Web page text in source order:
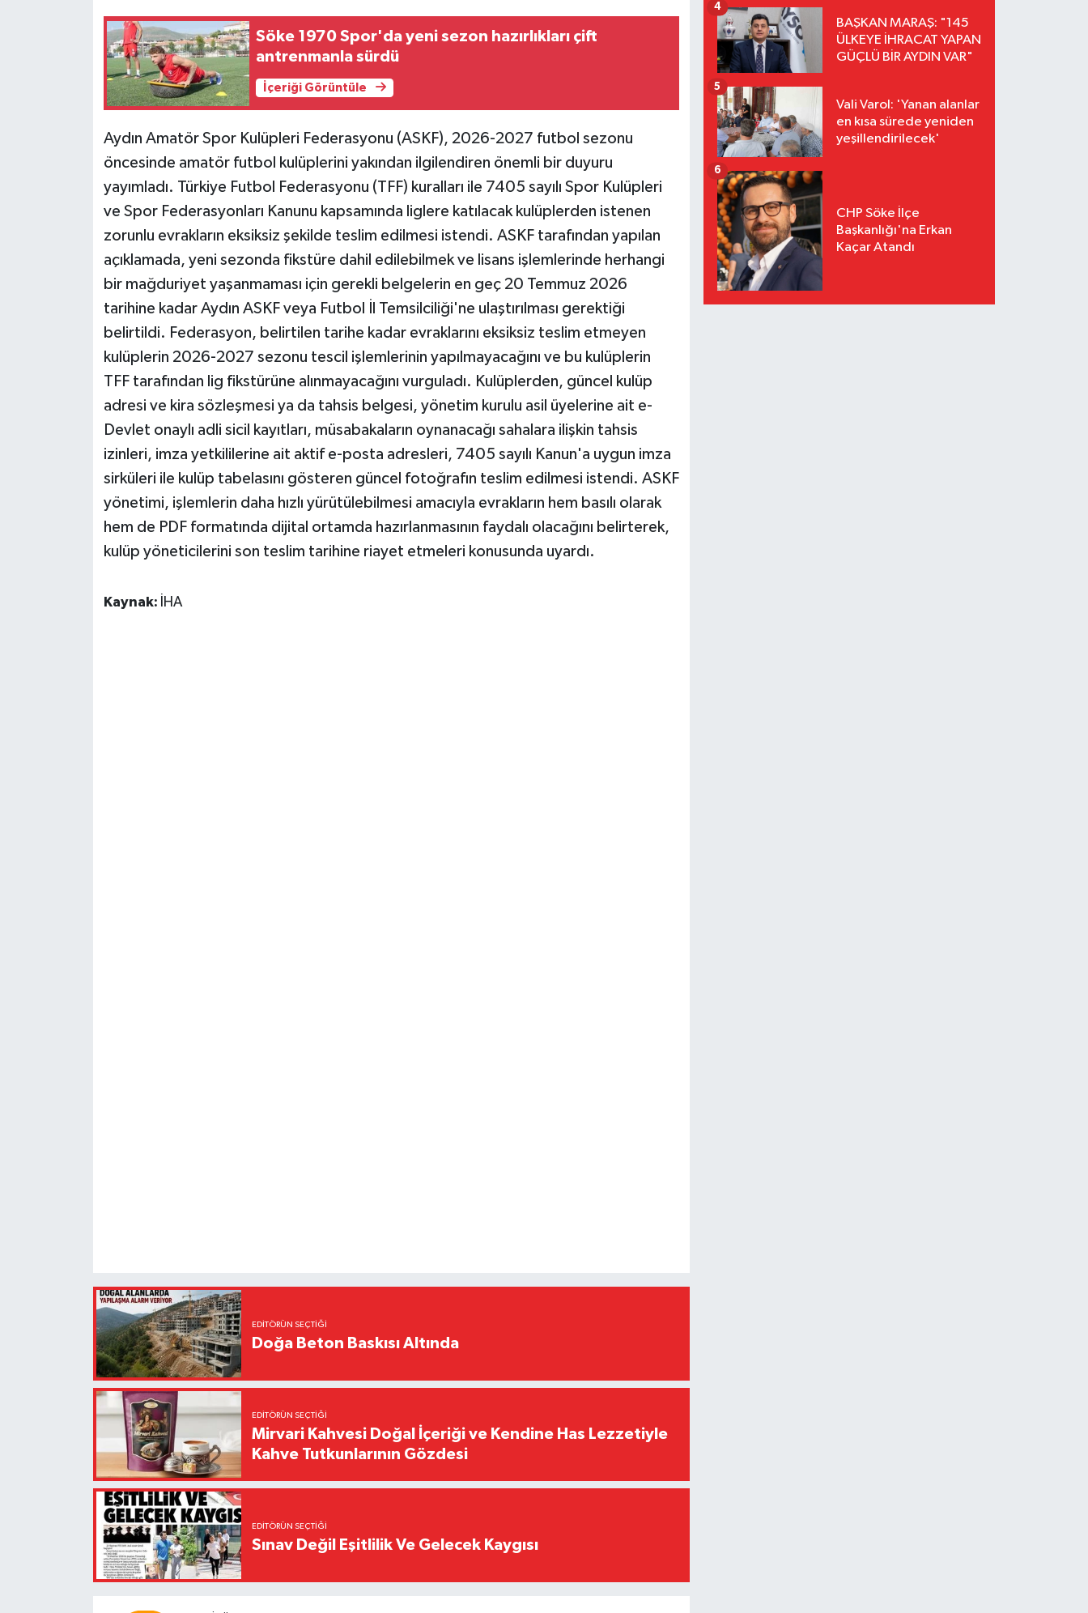
Söke 1970 Spor'da yeni sezon hazırlıkları çift
antrenmanla sürdü
İçeriği Görüntüle
Aydın Amatör Spor Kulüpleri Federasyonu (ASKF), 2026-2027 futbol sezonu
öncesinde amatör futbol kulüplerini yakından ilgilendiren önemli bir duyuru
yayımladı. Türkiye Futbol Federasyonu (TFF) kuralları ile 7405 sayılı Spor Kulüpleri
ve Spor Federasyonları Kanunu kapsamında liglere katılacak kulüplerden istenen
zorunlu evrakların eksiksiz şekilde teslim edilmesi istendi. ASKF tarafından yapılan
açıklamada, yeni sezonda fikstüre dahil edilebilmek ve lisans işlemlerinde herhangi
bir mağduriyet yaşanmaması için gerekli belgelerin en geç 20 Temmuz 2026
tarihine kadar Aydın ASKF veya Futbol İl Temsilciliği'ne ulaştırılması gerektiği
belirtildi. Federasyon, belirtilen tarihe kadar evraklarını eksiksiz teslim etmeyen
kulüplerin 2026-2027 sezonu tescil işlemlerinin yapılmayacağını ve bu kulüplerin
TFF tarafından lig fikstürüne alınmayacağını vurguladı. Kulüplerden, güncel kulüp
adresi ve kira sözleşmesi ya da tahsis belgesi, yönetim kurulu asil üyelerine ait e-
Devlet onaylı adli sicil kayıtları, müsabakaların oynanacağı sahalara ilişkin tahsis
izinleri, imza yetkililerine ait aktif e-posta adresleri, 7405 sayılı Kanun'a uygun imza
sirküleri ile kulüp tabelasını gösteren güncel fotoğrafın teslim edilmesi istendi. ASKF
yönetimi, işlemlerin daha hızlı yürütülebilmesi amacıyla evrakların hem basılı olarak
hem de PDF formatında dijital ortamda hazırlanmasının faydalı olacağını belirterek,
kulüp yöneticilerini son teslim tarihine riayet etmeleri konusunda uyardı.
Kaynak: İHA
EDITÖRÜN SEÇTIĞI
Doğa Beton Baskısı Altında
EDITÖRÜN SEÇTIĞI
Mirvari Kahvesi Doğal İçeriği ve Kendine Has Lezzetiyle
Kahve Tutkunlarının Gözdesi
EDITÖRÜN SEÇTIĞI
Sınav Değil Eşitlilik Ve Gelecek Kaygısı
BAŞKAN MARAŞ: "145
ÜLKEYE İHRACAT YAPAN
GÜÇLÜ BİR AYDIN VAR"
4
Vali Varol: 'Yanan alanlar
en kısa sürede yeniden
yeşillendirilecek'
5
CHP Söke İlçe
Başkanlığı'na Erkan
Kaçar Atandı
6